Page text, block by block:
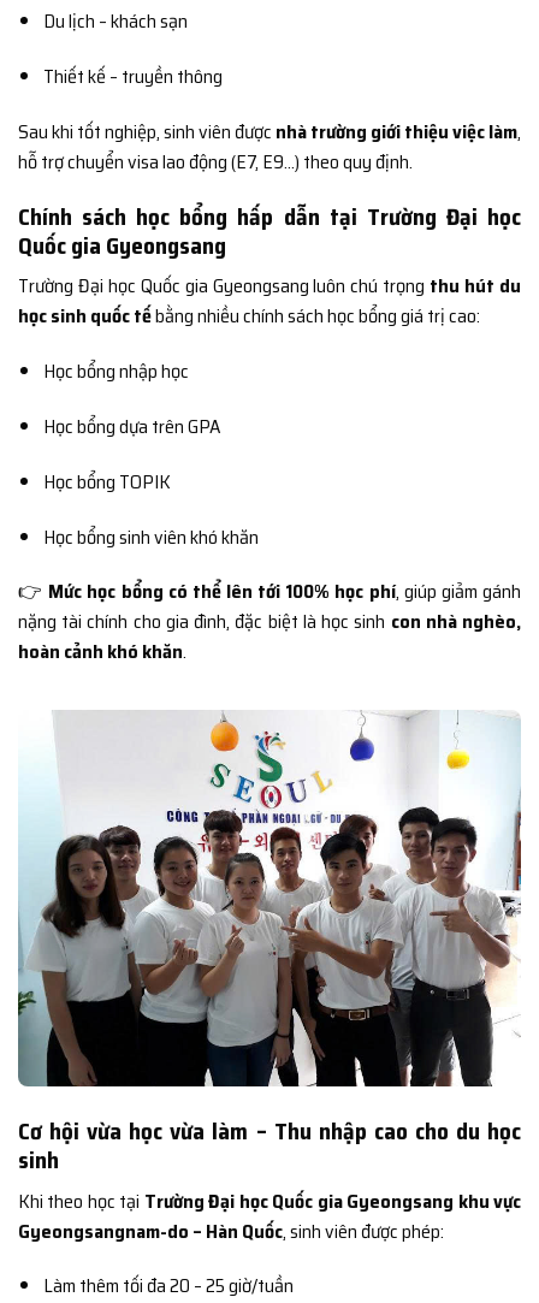
Du lịch – khách sạn
Thiết kế – truyền thông
Sau khi tốt nghiệp, sinh viên được nhà trường giới thiệu việc làm,
hỗ trợ chuyển visa lao động (E7, E9…) theo quy định.
Chính sách học bổng hấp dẫn tại Trường Đại học
Quốc gia Gyeongsang
Trường Đại học Quốc gia Gyeongsang luôn chú trọng thu hút du
học sinh quốc tếbằng nhiều chính sách học bổng giá trị cao:
Học bổng nhập học
Học bổng dựa trên GPA
Học bổng TOPIK
Học bổng sinh viên khó khăn
👉 Mức học bổng có thể lên tới 100% học phí, giúp giảm gánh
nặng tài chính cho gia đình, đặc biệt là học sinh con nhà nghèo,
hoàn cảnh khó khăn.
Cơ hội vừa học vừa làm – Thu nhập cao cho du học
sinh
Khi theo học tại Trường Đại học Quốc gia Gyeongsang khu vực
Gyeongsangnam-do – Hàn Quốc, sinh viên được phép:
Làm thêm tối đa 20 – 25 giờ/tuần